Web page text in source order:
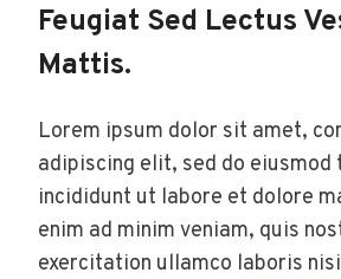
Feugiat Sed Lectus
Mattis.
Lorem ipsum dolor sit amet,
adipiscing elit, sed do eiusmod
incididunt ut labore et dolore
enim ad minim veniam, quis
exercitation ullamco laboris